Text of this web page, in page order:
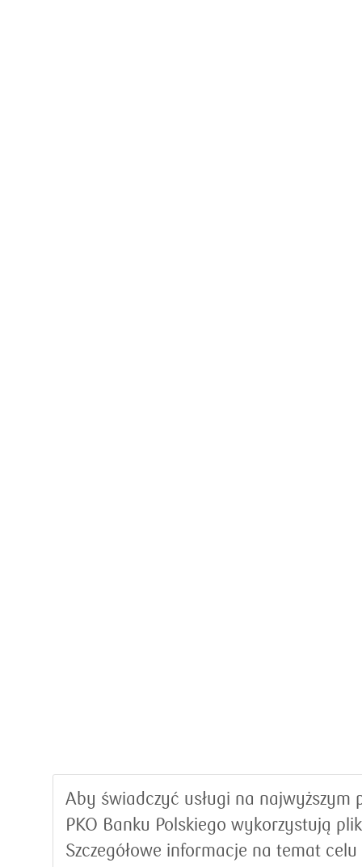
Aby świadczyć usługi na
PKO Banku Polskiego wykorzystują
Szczegółowe informacje na temat